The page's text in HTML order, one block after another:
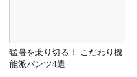
猛暑を乗り切る！ こだわり機
能派パンツ4選